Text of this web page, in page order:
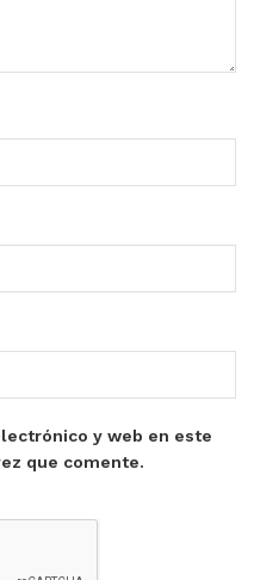
y web en este
que comente.